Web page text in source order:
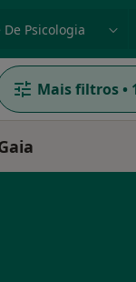
Mais filtros •